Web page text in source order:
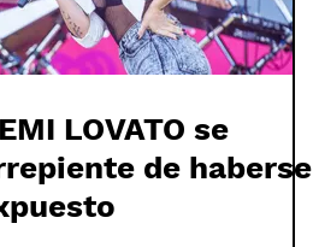
LOVATO se
de haberse